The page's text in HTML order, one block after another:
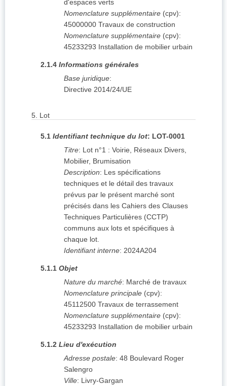
d'espaces verts
Nomenclature supplémentaire (cpv):
45000000 Travaux de construction
Nomenclature supplémentaire (cpv):
45233293 Installation de mobilier urbain
2.1.4 Informations générales
Base juridique:
Directive 2014/24/UE
5. Lot
5.1 Identifiant technique du lot: LOT-0001
Titre: Lot n°1 : Voirie, Réseaux Divers,
Mobilier, Brumisation
Description: Les spécifications
techniques et le détail des travaux
prévus par le présent marché sont
précisés dans les Cahiers des Clauses
Techniques Particulières (CCTP)
communs aux lots et spécifiques à
chaque lot.
Identifiant interne: 2024A204
5.1.1 Objet
Nature du marché: Marché de travaux
Nomenclature principale (cpv):
45112500 Travaux de terrassement
Nomenclature supplémentaire (cpv):
45233293 Installation de mobilier urbain
5.1.2 Lieu d'exécution
Adresse postale: 48 Boulevard Roger
Salengro
Ville: Livry-Gargan